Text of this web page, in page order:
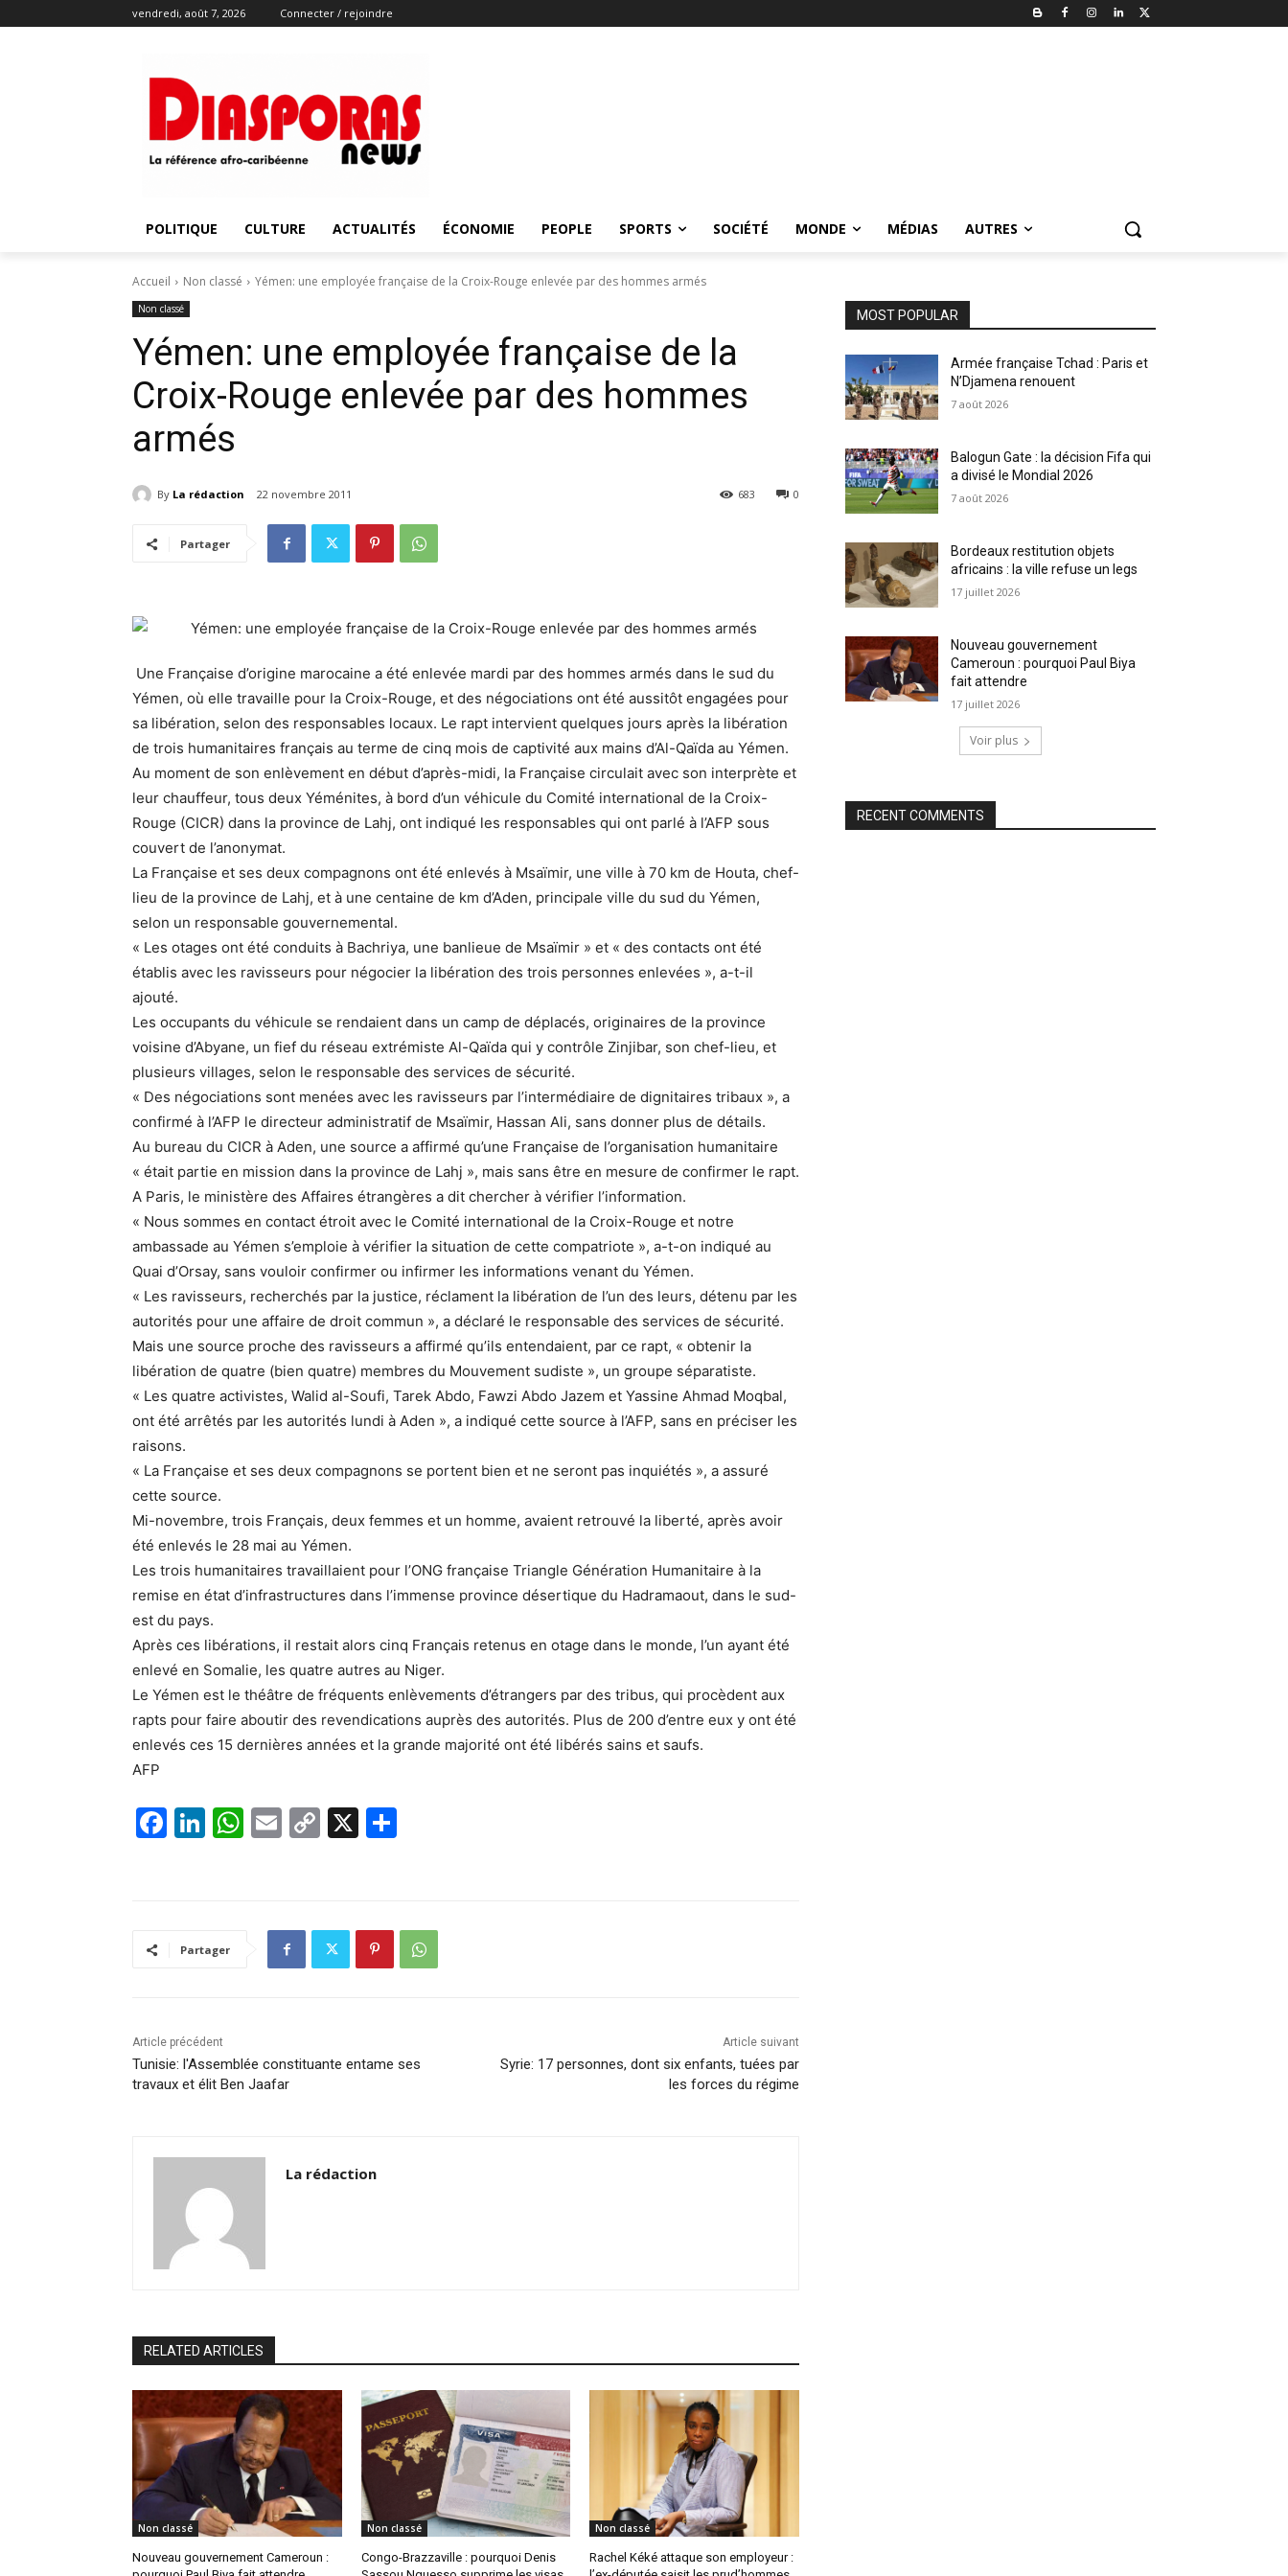
vendredi, août 7, 2026 Connecter / rejoindre
POLITIQUE CULTURE ACTUALITÉS ÉCONOMIE PEOPLE SPORTS SOCIÉTÉ MONDE MÉDIAS AUTRES
Accueil Non classé Yémen: une employée française de la Croix-Rouge enlevée par des hommes armés
Non classé
Yémen: une employée française de la
Croix-Rouge enlevée par des hommes
armés
By La rédaction 22 novembre 2011 0
683
Partager
Une Française d’origine marocaine a été enlevée mardi par des hommes armés dans le sud du
Yémen, où elle travaille pour la Croix-Rouge, et des négociations ont été aussitôt engagées pour
sa libération, selon des responsables locaux. Le rapt intervient quelques jours après la libération
de trois humanitaires français au terme de cinq mois de captivité aux mains d’Al-Qaïda au Yémen.
Au moment de son enlèvement en début d’après-midi, la Française circulait avec son interprète et
leur chauffeur, tous deux Yéménites, à bord d’un véhicule du Comité international de la Croix-
Rouge (CICR) dans la province de Lahj, ont indiqué les responsables qui ont parlé à l’AFP sous
couvert de l’anonymat.
La Française et ses deux compagnons ont été enlevés à Msaïmir, une ville à 70 km de Houta, chef-
lieu de la province de Lahj, et à une centaine de km d’Aden, principale ville du sud du Yémen,
selon un responsable gouvernemental.
« Les otages ont été conduits à Bachriya, une banlieue de Msaïmir » et « des contacts ont été
établis avec les ravisseurs pour négocier la libération des trois personnes enlevées », a-t-il
ajouté.
Les occupants du véhicule se rendaient dans un camp de déplacés, originaires de la province
voisine d’Abyane, un fief du réseau extrémiste Al-Qaïda qui y contrôle Zinjibar, son chef-lieu, et
plusieurs villages, selon le responsable des services de sécurité.
« Des négociations sont menées avec les ravisseurs par l’intermédiaire de dignitaires tribaux », a
confirmé à l’AFP le directeur administratif de Msaïmir, Hassan Ali, sans donner plus de détails.
Au bureau du CICR à Aden, une source a affirmé qu’une Française de l’organisation humanitaire
« était partie en mission dans la province de Lahj », mais sans être en mesure de confirmer le rapt.
A Paris, le ministère des Affaires étrangères a dit chercher à vérifier l’information.
« Nous sommes en contact étroit avec le Comité international de la Croix-Rouge et notre
ambassade au Yémen s’emploie à vérifier la situation de cette compatriote », a-t-on indiqué au
Quai d’Orsay, sans vouloir confirmer ou infirmer les informations venant du Yémen.
« Les ravisseurs, recherchés par la justice, réclament la libération de l’un des leurs, détenu par les
autorités pour une affaire de droit commun », a déclaré le responsable des services de sécurité.
Mais une source proche des ravisseurs a affirmé qu’ils entendaient, par ce rapt, « obtenir la
libération de quatre (bien quatre) membres du Mouvement sudiste », un groupe séparatiste.
« Les quatre activistes, Walid al-Soufi, Tarek Abdo, Fawzi Abdo Jazem et Yassine Ahmad Moqbal,
ont été arrêtés par les autorités lundi à Aden », a indiqué cette source à l’AFP, sans en préciser les
raisons.
« La Française et ses deux compagnons se portent bien et ne seront pas inquiétés », a assuré
cette source.
Mi-novembre, trois Français, deux femmes et un homme, avaient retrouvé la liberté, après avoir
été enlevés le 28 mai au Yémen.
Les trois humanitaires travaillaient pour l’ONG française Triangle Génération Humanitaire à la
remise en état d’infrastructures dans l’immense province désertique du Hadramaout, dans le sud-
est du pays.
Après ces libérations, il restait alors cinq Français retenus en otage dans le monde, l’un ayant été
enlevé en Somalie, les quatre autres au Niger.
Le Yémen est le théâtre de fréquents enlèvements d’étrangers par des tribus, qui procèdent aux
rapts pour faire aboutir des revendications auprès des autorités. Plus de 200 d’entre eux y ont été
enlevés ces 15 dernières années et la grande majorité ont été libérés sains et saufs.
AFP
F
b
k
Li
dI
W E
C
Li
n
X
er
Partager
Article précédent
Tunisie: l'Assemblée constituante entame ses
travaux et élit Ben Jaafar
Article suivant
Syrie: 17 personnes, dont six enfants, tuées par
les forces du régime
La rédaction
RELATED ARTICLES
Non classé
Nouveau gouvernement Cameroun :
Non classé
Congo-Brazzaville : pourquoi Denis
Non classé
Rachel Kéké attaque son employeur :
MOST POPULAR
Armée française Tchad : Paris et
N’Djamena renouent
7 août 2026
Balogun Gate : la décision Fifa qui
a divisé le Mondial 2026
7 août 2026
Bordeaux restitution objets
africains : la ville refuse un legs
17 juillet 2026
Nouveau gouvernement
Cameroun : pourquoi Paul Biya
fait attendre
17 juillet 2026
Voir plus
RECENT COMMENTS